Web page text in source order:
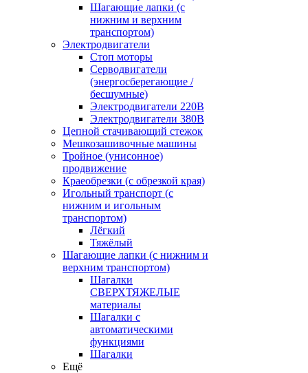
Шагающие лапки (с
нижним и верхним
транспортом)
Электродвигатели
Стоп моторы
Серводвигатели
(энергосберегающие /
бесшумные)
Электродвигатели 220В
Электродвигатели 380В
Цепной стачивающий стежок
Мешкозашивочные машины
Тройное (унисонное)
продвижение
Краеобрезки (с обрезкой края)
Игольный транспорт (с
нижним и игольным
транспортом)
Лёгкий
Тяжёлый
Шагающие лапки (с нижним и
верхним транспортом)
Шагалки
СВЕРХТЯЖЕЛЫЕ
материалы
Шагалки с
автоматическими
функциями
Шагалки
Ещё